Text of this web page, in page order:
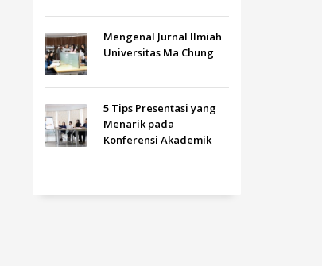
Mengenal Jurnal Ilmiah
Universitas Ma Chung
5 Tips Presentasi yang
Menarik pada
Konferensi Akademik